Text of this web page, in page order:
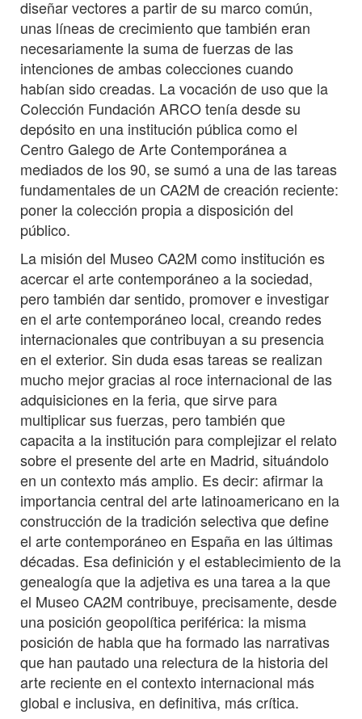
diseñar vectores a partir de su marco común,
unas líneas de crecimiento que también eran
necesariamente la suma de fuerzas de las
intenciones de ambas colecciones cuando
habían sido creadas. La vocación de uso que la
Colección Fundación ARCO tenía desde su
depósito en una institución pública como el
Centro Galego de Arte Contemporánea a
mediados de los 90, se sumó a una de las tareas
fundamentales de un CA2M de creación reciente:
poner la colección propia a disposición del
público.
La misión del Museo CA2M como institución es
acercar el arte contemporáneo a la sociedad,
pero también dar sentido, promover e investigar
en el arte contemporáneo local, creando redes
internacionales que contribuyan a su presencia
en el exterior. Sin duda esas tareas se realizan
mucho mejor gracias al roce internacional de las
adquisiciones en la feria, que sirve para
multiplicar sus fuerzas, pero también que
capacita a la institución para complejizar el relato
sobre el presente del arte en Madrid, situándolo
en un contexto más amplio. Es decir: afirmar la
importancia central del arte latinoamericano en la
construcción de la tradición selectiva que define
el arte contemporáneo en España en las últimas
décadas. Esa definición y el establecimiento de la
genealogía que la adjetiva es una tarea a la que
el Museo CA2M contribuye, precisamente, desde
una posición geopolítica periférica: la misma
posición de habla que ha formado las narrativas
que han pautado una relectura de la historia del
arte reciente en el contexto internacional más
global e inclusiva, en definitiva, más crítica.